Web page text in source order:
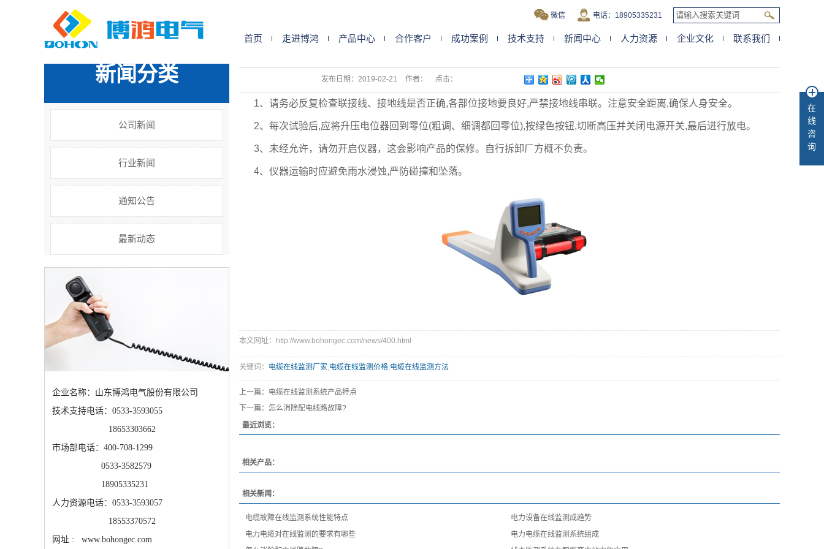
电话：18905335231
微信
首页 走进博鸿 产品中心 合作客户 成功案例 技术支持 新闻中心 人力资源 企业文化 联系我们
您的位置: 首 页 >>新闻中心>>公司新闻
新闻分类
公司新闻
行业新闻
通知公告
最新动态
企业名称：山东博鸿电气股份有限公司
技术支持电话：0533-3593055
18653303662
市场部电话：400-708-1299
0533-3582579
18905335231
人力资源电话：0533-3593057
18553370572
网址 : www.bohongec.com
发布日期： 2019-02-21 作者： 点击：
1、请务必反复检查联接线、接地线是否正确,各部位接地要良好,严禁接地线串联。注意安全距离,确保人身安全。
2、每次试验后,应将升压电位器回到零位(粗调、细调都回零位),按绿色按钮,切断高压并关闭电源开关,最后进行放电。
3、未经允许，请勿开启仪器，这会影响产品的保修。自行拆卸厂方概不负责。
4、仪器运输时应避免雨水浸蚀,严防碰撞和坠落。
本文网址：http://www.bohongec.com/news/400.html
关键词： 电缆在线监测厂家,电缆在线监测价格,电缆在线监测方法
上一篇： 电缆在线监测系统产品特点
下一篇： 怎么消除配电线路故障?
最近浏览：
相关产品：
相关新闻：
电缆故障在线监测系统性能特点
电力设备在线监测成趋势
电力电缆对在线监测的要求有哪些
电力电缆在线监测系统组成
在
线
咨
询